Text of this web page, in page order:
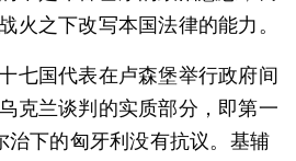
火之下改写本国法律的能力。
七国代表在卢森堡举行政府间
克兰谈判的实质部分，即第一
治下的匈牙利没有抗议。基辅